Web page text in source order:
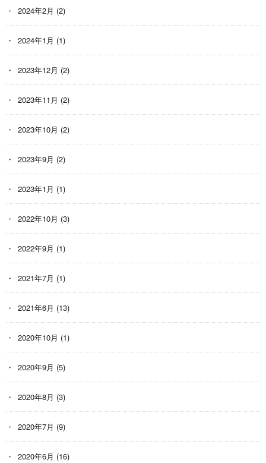
2024年2月 (2)
2024年1月 (1)
2023年12月 (2)
2023年11月 (2)
2023年10月 (2)
2023年9月 (2)
2023年1月 (1)
2022年10月 (3)
2022年9月 (1)
2021年7月 (1)
2021年6月 (13)
2020年10月 (1)
2020年9月 (5)
2020年8月 (3)
2020年7月 (9)
2020年6月 (16)